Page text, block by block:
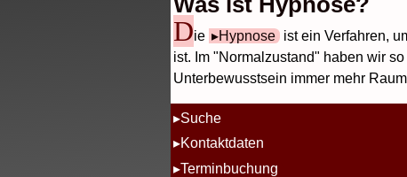
Die Hypnose ist ein Verfahren,
ist. Im "Normalzustand" haben wir
Unterbewusstsein immer mehr
Suche
Kontaktdaten
Terminbuchung